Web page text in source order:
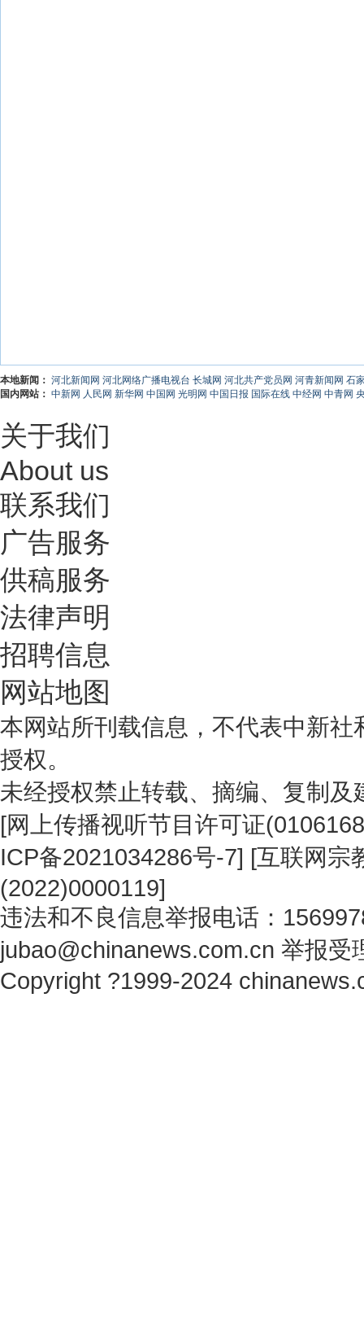
本地新闻： 河北新闻网 河北网络广播电视台 长城网 河北共产党员网 河青新闻网 石
国内网站： 中新网 人民网 新华网 中国网 光明网 中国日报 国际在线 中经网 中青网
关于我们
About us
联系我们
广告服务
供稿服务
法律声明
招聘信息
网站地图
本网站所刊载信息，不代表中新
授权。
未经授权禁止转载、摘编、复制
[网上传播视听节目许可证
ICP备2021034286号-7] [互联网宗
(2022)0000119]
违法和不良信息举报电话：
jubao@chinanews.com.cn 举报受
Copyright ?1999-2024